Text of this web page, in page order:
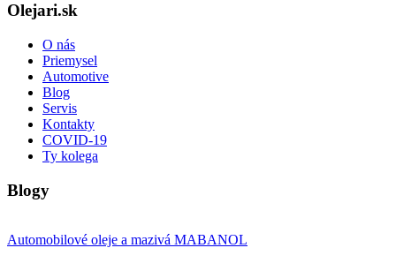
Olejari.sk
O nás
Priemysel
Automotive
Blog
Servis
Kontakty
COVID-19
Ty kolega
Blogy
Automobilové oleje a mazivá MABANOL